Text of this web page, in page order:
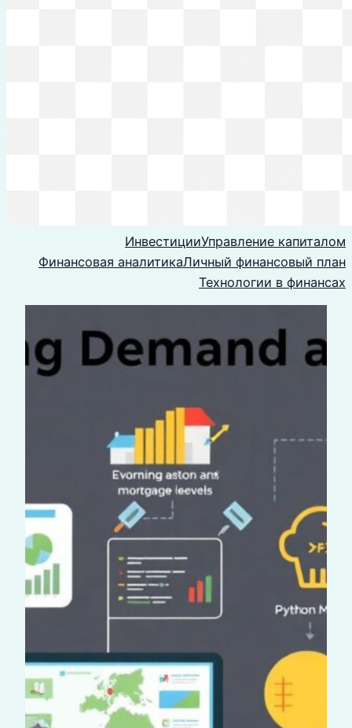
ИнвестицииУправление капиталом
Финансовая аналитикаЛичный финансовый план
Технологии в финансах